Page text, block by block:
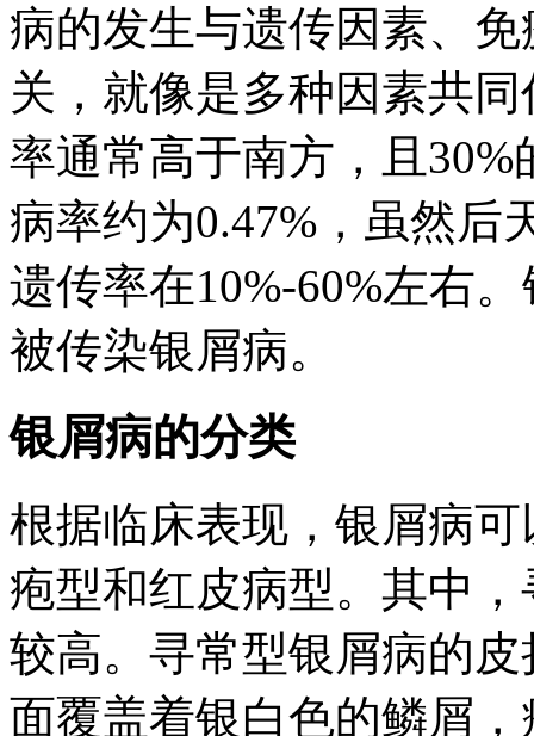
病的发生与遗传因素、
关，就像是多种因素共
率通常高于南方，且
病率约为0.47%，虽然后
遗传率在10%-60%左右
被传染银屑病。
银屑病的分类
根据临床表现，银屑病
疱型和红皮病型。其中
较高。寻常型银屑病的
面覆盖着银白色的鳞屑